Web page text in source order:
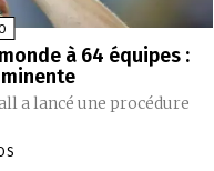
à 64 équipes :
a lancé une procédure